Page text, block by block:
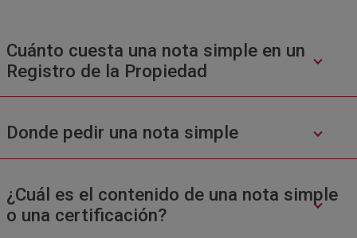
Cuánto cuesta una nota simple en un
Registro de la Propiedad
Donde pedir una nota simple
¿Cuál es el contenido de una nota simple
o una certificación?